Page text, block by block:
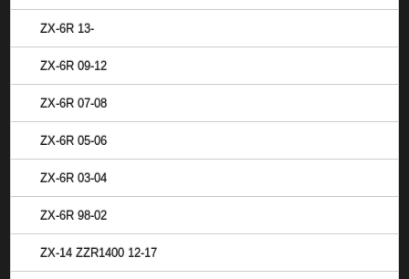
ZX-6R 13-
ZX-6R 09-12
ZX-6R 07-08
ZX-6R 05-06
ZX-6R 03-04
ZX-6R 98-02
ZX-14 ZZR1400 12-17